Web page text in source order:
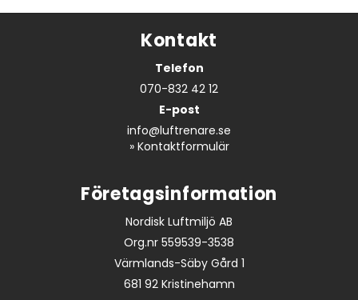
Kontakt
Telefon
070-832 42 12
E-post
info@luftrenare.se
» Kontaktformulär
Företagsinformation
Nordisk Luftmiljö AB
Org.nr 559539-3538
Värmlands-Säby Gård 1
681 92 Kristinehamn